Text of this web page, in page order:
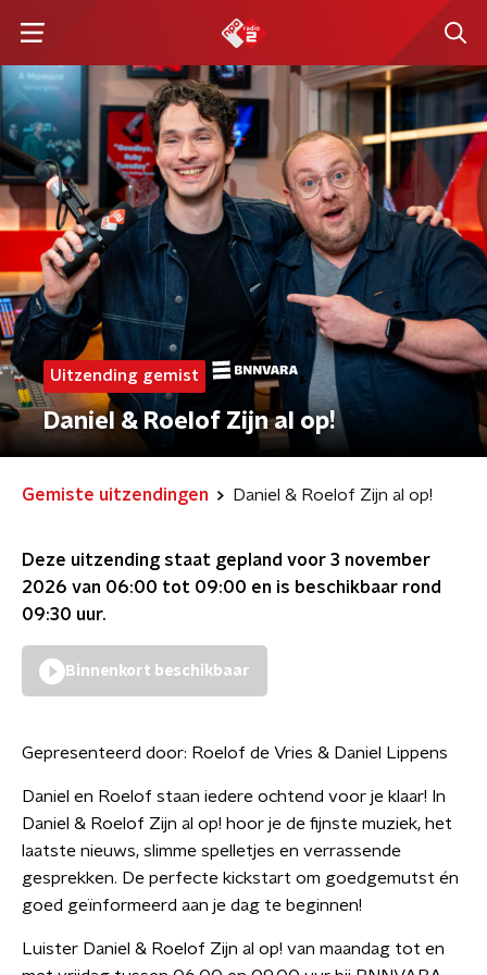
Uitzending gemist
Daniel & Roelof Zijn al op!
Gemiste uitzendingen Daniel & Roelof Zijn al op!
Deze uitzending staat gepland voor 3 november
2026 van 06:00 tot 09:00 en is beschikbaar rond
09:30 uur.
Binnenkort beschikbaar
Gepresenteerd door: Roelof de Vries & Daniel Lippens
Daniel en Roelof staan iedere ochtend voor je klaar! In
Daniel & Roelof Zijn al op! hoor je de fijnste muziek, het
laatste nieuws, slimme spelletjes en verrassende
gesprekken. De perfecte kickstart om goedgemutst én
goed geïnformeerd aan je dag te beginnen!
Luister Daniel & Roelof Zijn al op! van maandag tot en